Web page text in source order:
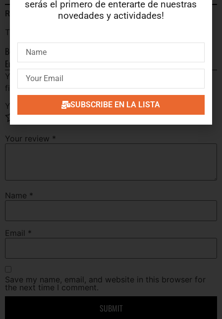
Reviews
There are no reviews yet.
Be the first to review “Mambo Cha-Cha-Cha & Calypso Vol. 4:
European Session”
Your email address will not be published.
fields are marked*
Your rating
Your review *
Name *
Email *
Save my name, email, and website in this browser for
the next time I comment.
serás el primero de enterarte de nuestras
novedades y actividades!
SUBSCRIBE EN LA LISTA